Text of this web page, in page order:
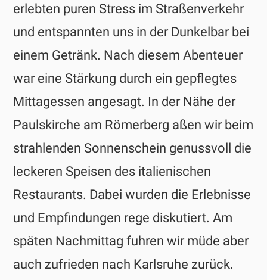
erlebten puren Stress im Straßenverkehr
und entspannten uns in der Dunkelbar bei
einem Getränk. Nach diesem Abenteuer
war eine Stärkung durch ein gepflegtes
Mittagessen angesagt. In der Nähe der
Paulskirche am Römerberg aßen wir beim
strahlenden Sonnenschein genussvoll die
leckeren Speisen des italienischen
Restaurants. Dabei wurden die Erlebnisse
und Empfindungen rege diskutiert. Am
späten Nachmittag fuhren wir müde aber
auch zufrieden nach Karlsruhe zurück.